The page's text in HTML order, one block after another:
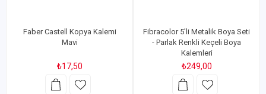
Faber Castell Kopya Kalemi
Mavi
₺17,50
Fibracolor 5’li Metalik Boya Seti
- Parlak Renkli Keçeli Boya
Kalemleri
₺249,00